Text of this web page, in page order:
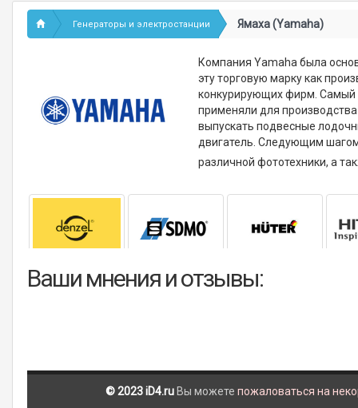
Генераторы и электростанции Ямаха (Yamaha)
Компания Yamaha была
эту торговую марку как
конкурирующих фирм. Самый
применяли для
выпускать подвесные
двигатель. Следующим
различной фототехники, а
Ваши мнения и отзывы:
© 2023 iD4.ru Вы можете пожаловаться на